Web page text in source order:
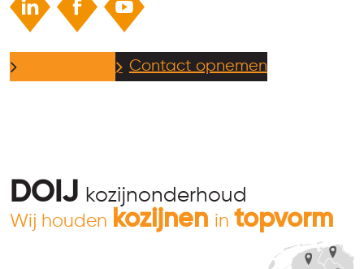
Contact opnemen
DOIJ kozijnonderhoud
Wij houden kozijnen in topvorm